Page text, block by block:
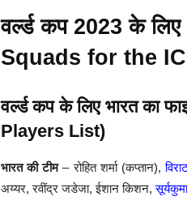
वर्ल्ड कप 2023 के
Squads for the
वर्ल्ड कप के लिए भारत का
Players List)
भारत की टीम– रोहित शर्मा (कप्तान),
अय्यर, रवींद्र जडेजा, ईशान किशन,